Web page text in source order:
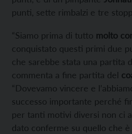
punti, sette rimbalzi e tre
“Siamo prima di tutto molto
conquistato questi primi due
che sarebbe stata una partita
commenta a fine partita del
“Dovevamo vincere e
successo importante perché
per tanti motivi diversi non ci
dato conferme su quello che